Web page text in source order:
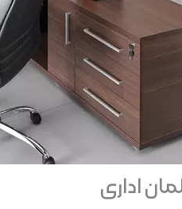
اداری